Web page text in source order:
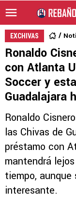
EXCHIVAS
Ronaldo
con Atlanta
Soccer y
Guadalajara
Ronaldo
las Chivas de
préstamo con
mantendrá
tiempo,
interesante.